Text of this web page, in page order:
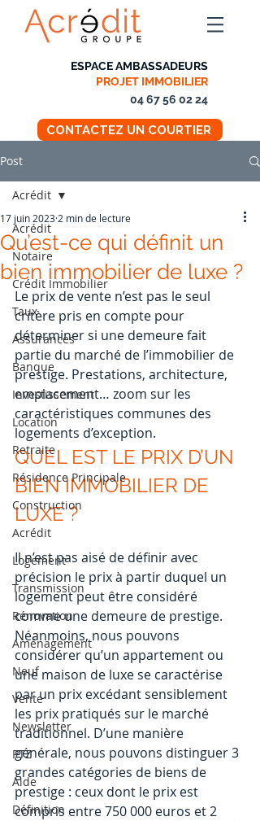
ESPACE AMBASSADEURS
PROJET IMMOBILIER
04 67 56 02 24
CONTACTEZ UN COURTIER
Post
Acrédit
Notaire
Crédit Immobilier
Taux
Assurances
Banque
Investissement
Location
Retraite
Résidence Principale
Construction
Acrédit
Logement
Transmission
Rénovation
Aménagement
Neuf
Vente
Newsletter
PTZ
Aide
Définition
Acrédit
Qu’est-ce qui définit un
bien immobilier de luxe ?
17 juin 2023 2 min de lecture
Le prix de vente n’est pas le seul
critère pris en compte pour
déterminer si une demeure fait
partie du marché de l’immobilier de
prestige. Prestations, architecture,
emplacement… zoom sur les
caractéristiques communes des
logements d’exception.
QUEL EST LE PRIX D’UN
BIEN IMMOBILIER DE
LUXE ?
Il n’est pas aisé de définir avec
précision le prix à partir duquel un
logement peut être considéré
comme une demeure de prestige.
Néanmoins, nous pouvons
considérer qu’un appartement ou
une maison de luxe se caractérise
par un prix excédant sensiblement
les prix pratiqués sur le marché
traditionnel. D’une manière
générale, nous pouvons distinguer 3
grandes catégories de biens de
prestige : ceux dont le prix est
compris entre 750 000 euros et 2